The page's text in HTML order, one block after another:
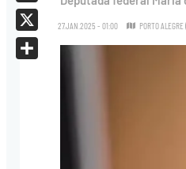
27.JAN.2025 - 01:00 PORTO ALEGRE
Email
X